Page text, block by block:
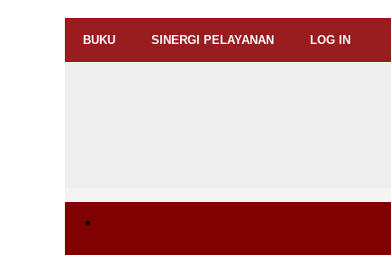
BUKU SINERGI PELAYANAN LOG IN